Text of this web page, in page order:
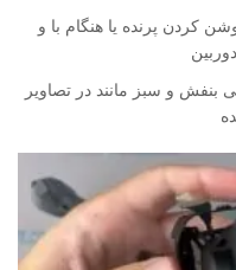
کردن پرنده یا هنگام با و
و سبز مانند در تصاویر